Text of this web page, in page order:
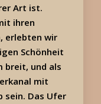
Art ist.
ihren
erlebten wir
Schönheit
breit, und als
mit
sein. Das Ufer